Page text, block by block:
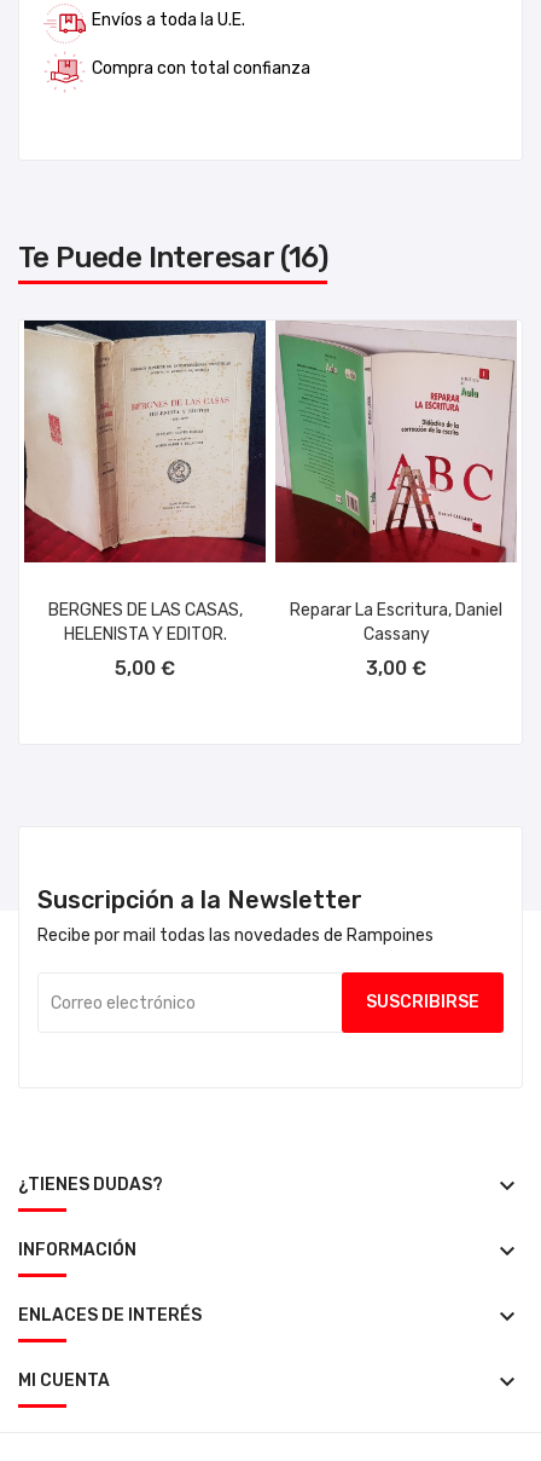
Envíos a toda la U.E.
Compra con total confianza
Te Puede Interesar (16)
BERGNES DE LAS CASAS,
HELENISTA Y EDITOR.
5,00 €
Reparar La Escritura, Daniel
Cassany
3,00 €
Suscripción a la Newsletter
Recibe por mail todas las novedades de Rampoines
¿TIENES DUDAS? keyboard_arrow_down
INFORMACIÓN keyboard_arrow_down
ENLACES DE INTERÉS keyboard_arrow_down
MI CUENTA keyboard_arrow_down